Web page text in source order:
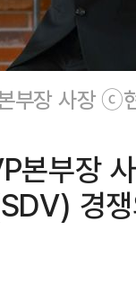
부장 사장 ⓒ
본부장
경